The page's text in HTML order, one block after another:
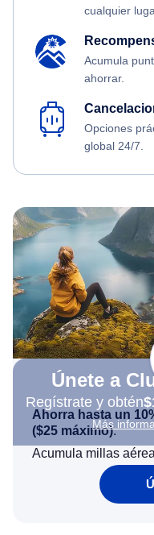
cualquier
Acumula
ahorrar.
Opciones
global 24/7.
Únete a
Regístrate y obtén
Más
Ahorra hasta un
($25 máximo).
Acumula millas